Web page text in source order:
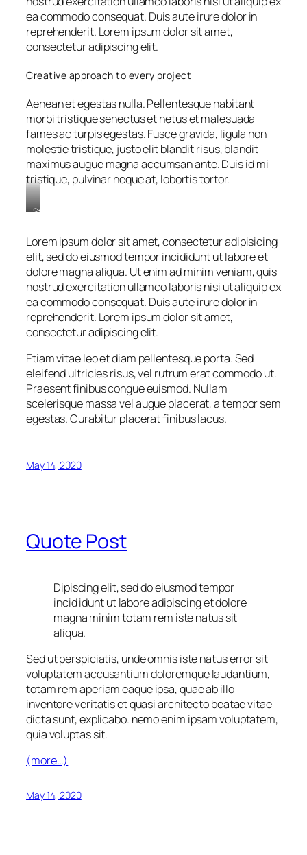
ea commodo consequat. Duis aute irure dolor in
reprehenderit. Lorem ipsum dolor sit amet,
consectetur adipiscing elit.
Creative approach to every project
Aenean et egestas nulla. Pellentesque habitant
morbi tristique senectus et netus et malesuada
fames ac turpis egestas. Fusce gravida, ligula non
molestie tristique, justo elit blandit risus, blandit
maximus augue magna accumsan ante. Duis id mi
tristique, pulvinar neque at, lobortis tortor.
Stet
gubergren,
no
sea
sanctus
est
labore
et
dolore.
Kevin
Smith
Lorem ipsum dolor sit amet, consectetur adipisicing
elit, sed do eiusmod tempor incididunt ut labore et
dolore magna aliqua. Ut enim ad minim veniam, quis
nostrud exercitation ullamco laboris nisi ut aliquip ex
ea commodo consequat. Duis aute irure dolor in
reprehenderit. Lorem ipsum dolor sit amet,
consectetur adipiscing elit.
Etiam vitae leo et diam pellentesque porta. Sed
eleifend ultricies risus, vel rutrum erat commodo ut.
Praesent finibus congue euismod. Nullam
scelerisque massa vel augue placerat, a tempor sem
egestas. Curabitur placerat finibus lacus.
May 14, 2020
Quote Post
Dipiscing elit, sed do eiusmod tempor
incid idunt ut labore adipiscing et dolore
magna minim totam rem iste natus sit
aliqua.
Sed ut perspiciatis, unde omnis iste natus error sit
voluptatem accusantium doloremque laudantium,
totam rem aperiam eaque ipsa, quae ab illo
inventore veritatis et quasi architecto beatae vitae
dicta sunt, explicabo. nemo enim ipsam voluptatem,
quia voluptas sit.
(more…)
May 14, 2020